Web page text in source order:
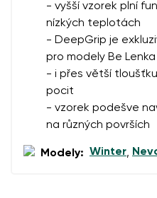
- vyšší vzorek plní
nízkých teplotách
- DeepGrip je
pro modely Be Lenka
- i přes větší
pocit
- vzorek podešve
na různých površích
Modely: Winter,